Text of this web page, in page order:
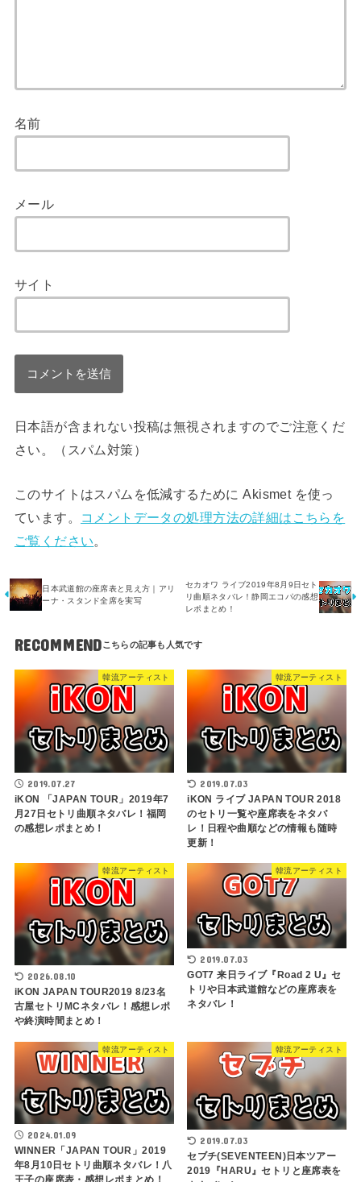
名前
メール
サイト
日本語が含まれない投稿は無視されますのでご注意くだ
さい。（スパム対策）
このサイトはスパムを低減するために Akismet を使っ
ています。
コメントデータの処理方法の詳細はこちらを
ご覧ください。
日本武道館の座席表と見え方｜アリ
ーナ・スタンド全席を実写
セカオワ ライブ2019年8月9日セト
リ曲順ネタバレ！静岡エコパの感想
レポまとめ！
RECOMMEND
韓流アーティスト
2019.07.27
iKON 「JAPAN TOUR」2019年7
月27日セトリ曲順ネタバレ！福岡
の感想レポまとめ！
韓流アーティスト
2019.07.03
iKON ライブ JAPAN TOUR 2018
のセトリ一覧や座席表をネタバ
レ！日程や曲順などの情報も随時
更新！
韓流アーティスト
2026.08.10
iKON JAPAN TOUR2019 8/23名
古屋セトリMCネタバレ！感想レポ
や終演時間まとめ！
韓流アーティスト
2019.07.03
GOT7 来日ライブ『Road 2 U』セ
トリや日本武道館などの座席表を
ネタバレ！
韓流アーティスト
2024.01.09
WINNER「JAPAN TOUR」2019
年8月10日セトリ曲順ネタバレ！八
王子の座席表・感想レポまとめ！
韓流アーティスト
2019.07.03
セブチ(SEVENTEEN)日本ツアー
2019『HARU』セトリと座席表を